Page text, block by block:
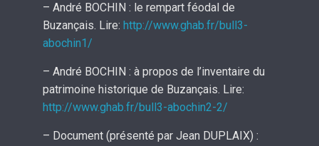
– André BOCHIN : le rempart féodal de
Buzançais. Lire: http://www.ghab.fr/bull3-
abochin1/
– André BOCHIN : à propos de l’inventaire du
patrimoine historique de Buzançais. Lire:
http://www.ghab.fr/bull3-abochin2-2/
– Document (présenté par Jean DUPLAIX) :